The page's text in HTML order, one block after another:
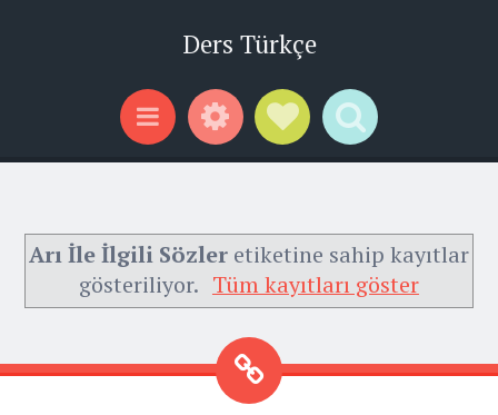
Ders Türkçe
Menu WidgetsSocial Links
Search
Arı İle İlgili Sözler etiketine sahip kayıtlar
gösteriliyor. Tüm kayıtları göster